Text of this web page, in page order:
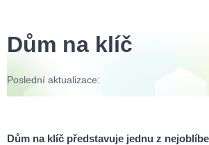
Magazín
O službě
Dům na klíč
Poslední aktualizace:
Dům na klíč představuje jednu z